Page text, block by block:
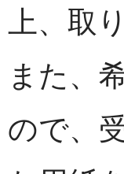
上、取
また、
ので、